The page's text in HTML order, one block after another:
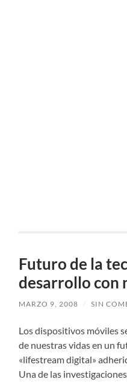
Futuro de la
desarrollo con
MARZO 9, 2008 / SIN
Los dispositivos móviles
de nuestras vidas en un
«lifestream digital»
Una de las